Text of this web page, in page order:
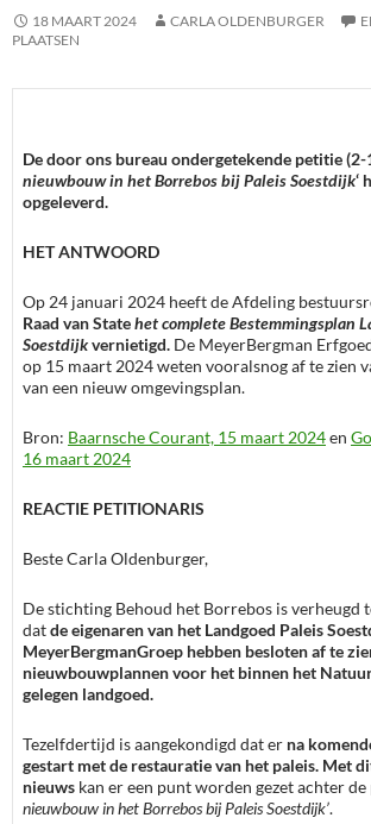
18 MAART 2024 CARLA OLDENBURGER
PLAATSEN
De door ons bureau ondergetekende petitie (2-
nieuwbouw in het Borrebos bij Paleis Soestdijk‘
opgeleverd.
HET ANTWOORD
Op 24 januari 2024 heeft de Afdeling
Raad van Statehet complete Bestemmingsplan
Soestdijkvernietigd. De MeyerBergman
op 15 maart 2024 weten vooralsnog af te zien
van een nieuw omgevingsplan.
Bron: Baarnsche Courant, 15 maart 2024en
16 maart 2024
REACTIE PETITIONARIS
Beste Carla Oldenburger,
De stichting Behoud het Borrebos is verheugd
datde eigenaren van het Landgoed Paleis
MeyerBergmanGroep hebben besloten af te
nieuwbouwplannen voor het binnen het
gelegen landgoed.
Tezelfdertijd is aangekondigd dat er na
gestart met de restauratie van het paleis. Met
nieuws kan er een punt worden gezet achter
nieuwbouw in het Borrebos bij Paleis Soestdijk’.